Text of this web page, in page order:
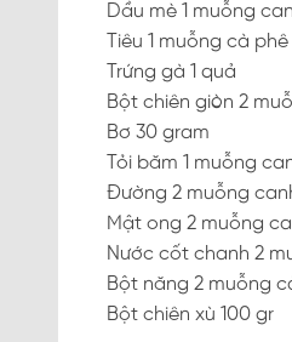
Dầu mè 1 muỗng
Tiêu 1 muỗng cà phê
Trứng gà 1 quả
Bột chiên giòn 2
Bơ 30 gram
Tỏi băm 1 muỗng
Đường 2 muỗng
Mật ong 2 muỗng
Nước cốt chanh 2
Bột năng 2 muỗng
Bột chiên xù 100 gr